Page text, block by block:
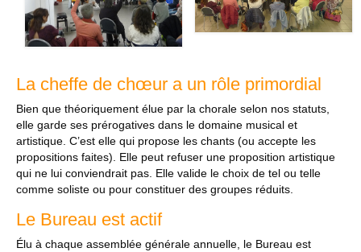
La cheffe de chœur a un rôle primordial
Bien que théoriquement élue par la chorale selon nos statuts,
elle garde ses prérogatives dans le domaine musical et
artistique. C’est elle qui propose les chants (ou accepte les
propositions faites). Elle peut refuser une proposition artistique
qui ne lui conviendrait pas. Elle valide le choix de tel ou telle
comme soliste ou pour constituer des groupes réduits.
Le Bureau est actif
Élu à chaque assemblée générale annuelle, le Bureau est